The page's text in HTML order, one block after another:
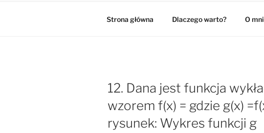
Strona główna Dlaczego warto? O
12. Dana jest funkcja
wzorem f(x) = gdzie g(x)
rysunek: Wykres funkcji g